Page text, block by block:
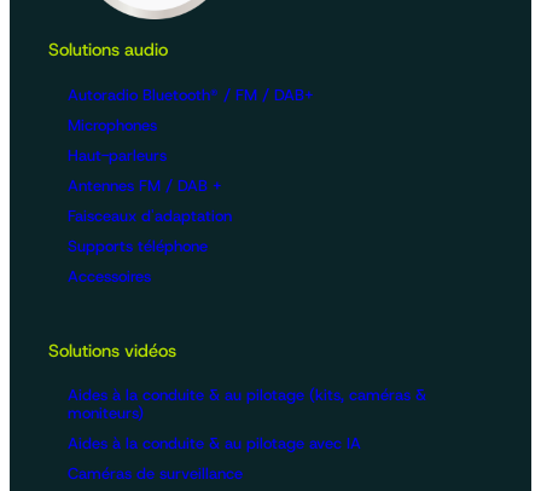
Solutions audio
Autoradio Bluetooth® / FM / DAB+
Microphones
Haut-parleurs
Antennes FM / DAB +
Faisceaux d'adaptation
Supports téléphone
Accessoires
Solutions vidéos
Aides à la conduite & au pilotage (kits, caméras &
moniteurs)
Aides à la conduite & au pilotage avec IA
Caméras de surveillance